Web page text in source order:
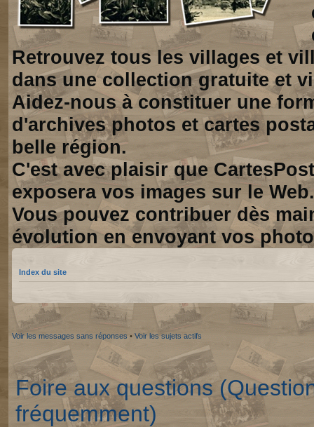
Retrouvez tous les villages et
dans une collection gratuite et
Aidez-nous à constituer une
d'archives photos et cartes
belle région.
C'est avec plaisir que
exposera vos images sur le Web.
Vous pouvez contribuer dès
évolution en envoyant vos
Index du site
Voir les messages sans réponses • Voir les sujets actifs
Foire aux questions
fréquemment)